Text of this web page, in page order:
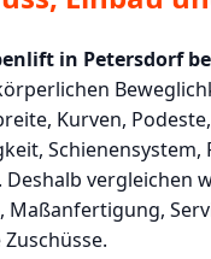
in Petersdorf
Kurven,
Deshalb vergleichen
Maßanfertigung,